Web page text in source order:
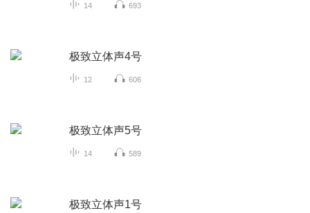
14 693
极致立体声4号
12 606
极致立体声5号
14 589
极致立体声1号